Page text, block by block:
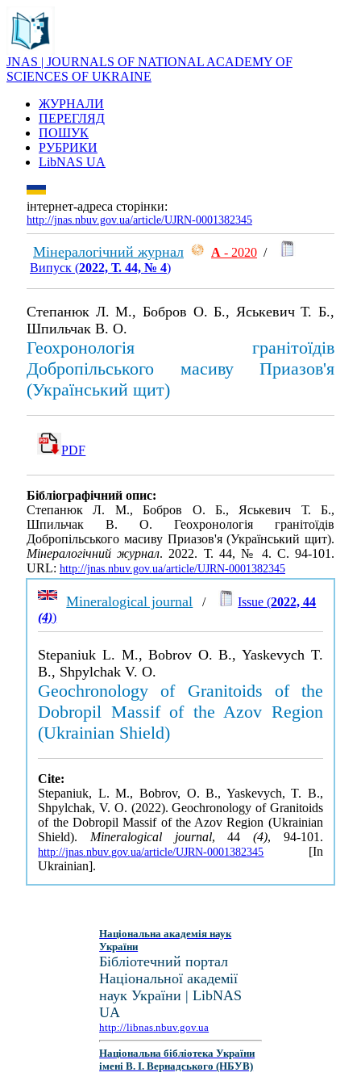
JNAS | JOURNALS OF NATIONAL ACADEMY OF
SCIENCES OF UKRAINE
ЖУРНАЛИ
ПЕРЕГЛЯД
ПОШУК
РУБРИКИ
LibNAS UA
інтернет-адреса сторінки:
http://jnas.nbuv.gov.ua/article/UJRN-0001382345
Мінералогічний журнал А - 2020 /
Випуск (2022, Т. 44, № 4)
Степанюк Л. М., Бобров О. Б., Яськевич Т. Б.,
Шпильчак В. О.
Геохронологія гранітоїдів
Добропільського масиву Приазов'я
(Український щит)
PDF
Бібліографічний опис:
Степанюк Л. М., Бобров О. Б., Яськевич Т. Б.,
Шпильчак В. О. Геохронологія гранітоїдів
Добропільського масиву Приазов'я (Український щит).
Мінералогічний журнал. 2022. Т. 44, № 4. С. 94-101.
URL: http://jnas.nbuv.gov.ua/article/UJRN-0001382345
Mineralogical journal / Issue (2022, 44
(4))
Stepaniuk L. M., Bobrov O. B., Yaskevych T.
B., Shpylchak V. O.
Geochronology of Granitoids of the
Dobropil Massif of the Azov Region
(Ukrainian Shield)
Cite:
Stepaniuk, L. M., Bobrov, O. B., Yaskevych, T. B.,
Shpylchak, V. O. (2022). Geochronology of Granitoids
of the Dobropil Massif of the Azov Region (Ukrainian
Shield). Mineralogical journal, 44(4), 94-101.
http://jnas.nbuv.gov.ua/article/UJRN-0001382345 [In
Ukrainian].
Національна академія наук
України
Бібліотечний портал
Національної академії
наук України | LibNAS
UA
http://libnas.nbuv.gov.ua
Національна бібліотека України
імені В. І. Вернадського (НБУВ)